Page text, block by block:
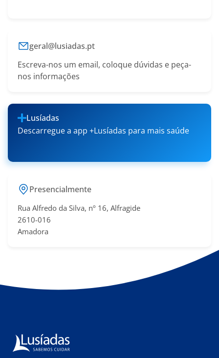
geral@lusiadas.pt
Escreva-nos um email, coloque dúvidas e peça-
nos informações
Lusíadas
Descarregue a app +Lusíadas para mais saúde
Presencialmente
Rua Alfredo da Silva, nº 16, Alfragide
2610-016
Amadora